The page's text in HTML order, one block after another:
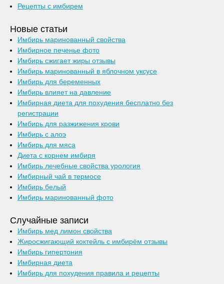
Рецепты с имбирем
Новые статьи
Имбирь маринованный свойства
Имбирное печенье фото
Имбирь сжигает жиры отзывы
Имбирь маринованный в яблочном уксусе
Имбирь для беременных
Имбирь влияет на давление
Имбирная диета для похудения бесплатно без
регистрации
Имбирь для разжижения крови
Имбирь с алоэ
Имбирь для мяса
Диета с корнем имбиря
Имбирь лечебные свойства урология
Имбирный чай в термосе
Имбирь белый
Имбирь маринованный фото
Случайные записи
Имбирь мед лимон свойства
Жиросжигающий коктейль с имбирём отзывы
Имбирь гипертония
Имбирная диета
Имбирь для похудения правила и рецепты